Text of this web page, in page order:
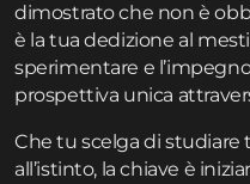
dimostrato che non è
è la tua dedizione al
sperimentare e
prospettiva unica
Che tu scelga di studiare
all’istinto, la chiave è